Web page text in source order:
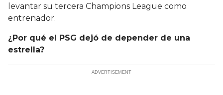
levantar su tercera Champions League como
entrenador.
¿Por qué el PSG dejó de depender de una
estrella?